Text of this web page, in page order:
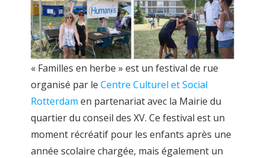
« Familles en herbe » est un festival de rue
organisé par le Centre Culturel et Social
Rotterdam en partenariat avec la Mairie du
quartier du conseil des XV. Ce festival est un
moment récréatif pour les enfants après une
année scolaire chargée, mais également un